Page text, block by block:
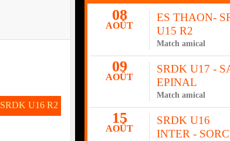
SRDK U16 R2
08
AOÛT
ES THAON-
U15 R2
Match amical
09
AOÛT
SRDK U17 -
EPINAL
Match amical
15
AOÛT
SRDK U16
INTER -